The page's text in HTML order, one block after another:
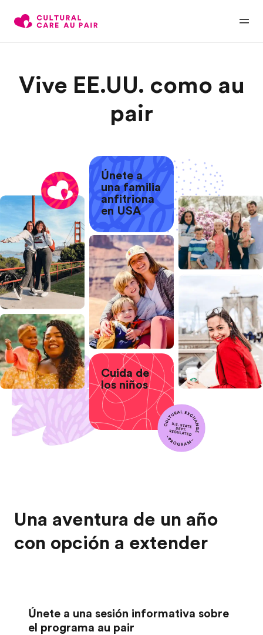
Vive EE.UU. como au
pair
Únete a
una familia
anfitriona
en USA
Cuida de
los niños
Una aventura de un año
con opción a extender
Únete a una sesión informativa sobre
el programa au pair